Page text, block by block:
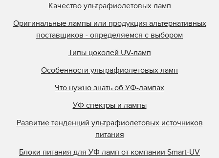
Качество ультрафиолетовых ламп
Оригинальные лампы или продукция альтернативных
поставщиков - определяемся с выбором
Типы цоколей UV-ламп
Особенности ультрафиолетовых ламп
Что нужно знать об УФ-лампах
УФ спектры и лампы
Развитие тенденций ультрафиолетовых источников
питания
Блоки питания для УФ ламп от компании Smart-UV